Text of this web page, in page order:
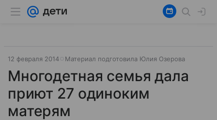
12 февраля 2014 Материал подготовила Юлия Озерова
Многодетная семья дала
приют 27 одиноким
матерям